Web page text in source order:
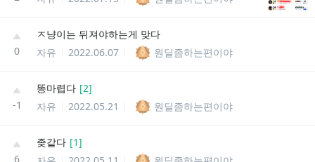
0
ㅈ냥이는 뒤져야하는게 맞다
자유
2022.06.07 원딜좀하는편이야
-1
똥마렵다 [2]
자유
2022.05.21 원딜좀하는편이야
6
좆같다 [1]